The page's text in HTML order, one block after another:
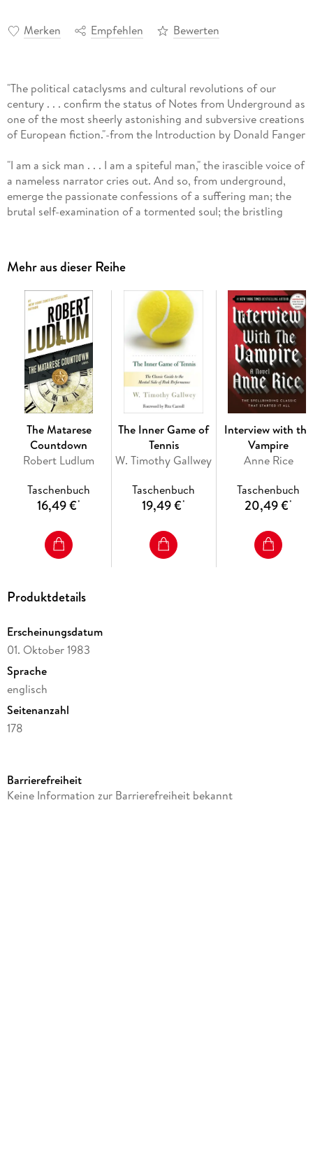
Merken Empfehlen Bewerten
"The political cataclysms and cultural revolutions of our
century . . . confirm the status of Notes from Underground as
one of the most sheerly astonishing and subversive creations
of European fiction."-from the Introduction by Donald Fanger
"I am a sick man . . . I am a spiteful man," the irascible voice of
a nameless narrator cries out. And so, from underground,
emerge the passionate confessions of a suffering man; the
brutal self-examination of a tormented soul; the bristling
From Underground, published in 1864, marks a tuming point
in Dostoevsky's writing: it announces the moral political, and
social ideas he will treat on a monumental scale in Crime And
Punishment, The Idiot, and The Brothers Karamazov. And it
remains to this day one of the most searingly honest and
universal testaments to human despair ever penned.
Mehr aus dieser Reihe
The Matarese
Countdown
Robert Ludlum
Taschenbuch
16,49 €*
The Inner Game of
Tennis
W. Timothy Gallwey
Taschenbuch
19,49 €*
Interview with the
Vampire
Anne Rice
Taschenbuch
20,49 €*
Produktdetails
Erscheinungsdatum
01. Oktober 1983
Sprache
englisch
Seitenanzahl
178
Autor/Autorin
Barrierefreiheit
Keine Information zur Barrierefreiheit bekannt